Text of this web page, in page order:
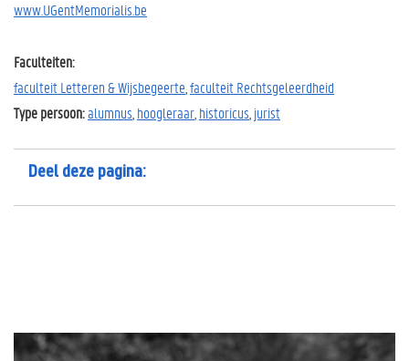
www.UGentMemorialis.be
Faculteiten:
faculteit Letteren & Wijsbegeerte faculteit Rechtsgeleerdheid
Type persoon:alumnus hoogleraar historicus jurist
Deel deze pagina: